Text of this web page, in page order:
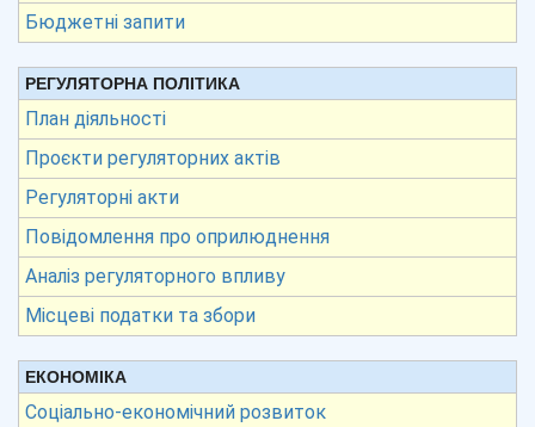
Бюджетні запити
РЕГУЛЯТОРНА ПОЛІТИКА
План діяльності
Проєкти регуляторних актів
Регуляторні акти
Повідомлення про оприлюднення
Аналіз регуляторного впливу
Місцеві податки та збори
ЕКОНОМІКА
Соціально-економічний розвиток